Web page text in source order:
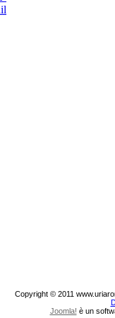
Copyright © 2011
Joomla! è un